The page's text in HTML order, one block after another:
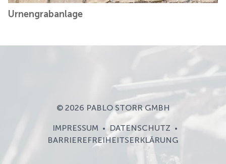
Urnengrabanlage
© 2026 PABLO STORR GMBH
IMPRESSUM • DATENSCHUTZ •
BARRIEREFREIHEITSERKLÄRUNG